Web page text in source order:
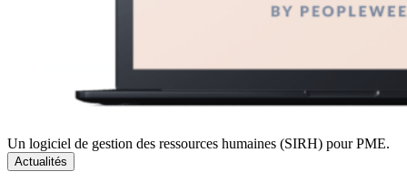
Un logiciel de gestion des ressources humaines (SIRH) pour PME.
Actualités